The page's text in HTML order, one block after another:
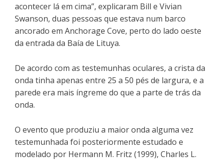
acontecer lá em cima”, explicaram Bill e Vivian
Swanson, duas pessoas que estava num barco
ancorado em Anchorage Cove, perto do lado oeste
da entrada da Baía de Lituya.
De acordo com as testemunhas oculares, a crista da
onda tinha apenas entre 25 a 50 pés de largura, e a
parede era mais íngreme do que a parte de trás da
onda.
O evento que produziu a maior onda alguma vez
testemunhada foi posteriormente estudado e
modelado por Hermann M. Fritz (1999), Charles L.